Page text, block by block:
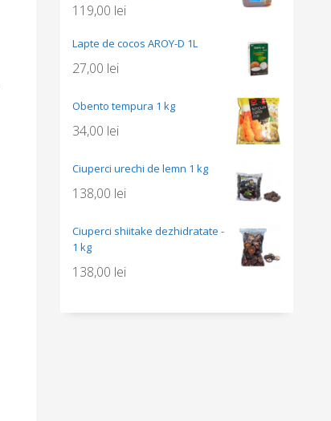
119,00 lei
Lapte de cocos AROY-D 1L
27,00 lei
Obento tempura 1 kg
34,00 lei
Ciuperci urechi de lemn 1 kg
138,00 lei
Ciuperci shiitake dezhidratate -
1 kg
138,00 lei